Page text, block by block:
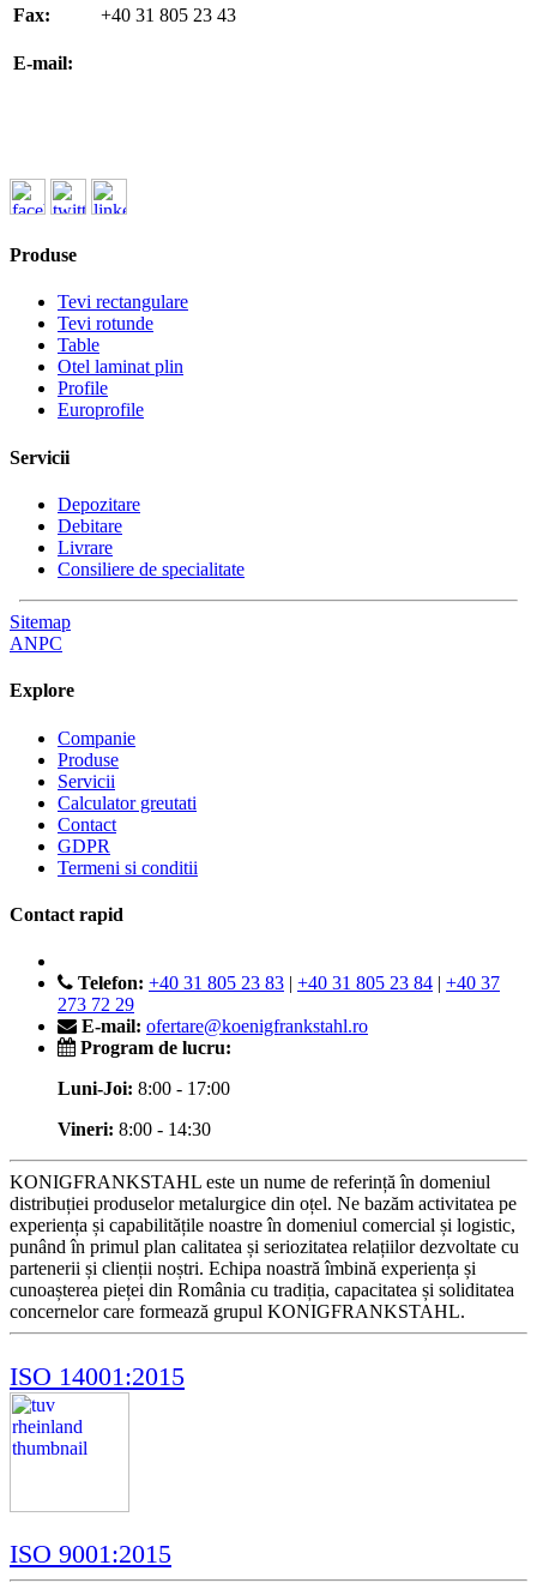
Fax:
+40 31 805 23 43
E-mail:
Produse
Tevi rectangulare
Tevi rotunde
Table
Otel laminat plin
Profile
Europrofile
Servicii
Depozitare
Debitare
Livrare
Consiliere de specialitate
Sitemap
ANPC
Explore
Companie
Produse
Servicii
Calculator greutati
Contact
GDPR
Termeni si conditii
Contact rapid
Telefon: +40 31 805 23 83 | +40 31 805 23 84 | +40 37
273 72 29
E-mail: ofertare@koenigfrankstahl.ro
Program de lucru:
Luni-Joi: 8:00 - 17:00
Vineri: 8:00 - 14:30
KONIGFRANKSTAHL este un nume de referință în domeniul
distribuției produselor metalurgice din oțel. Ne bazăm activitatea pe
experiența și capabilitățile noastre în domeniul comercial și logistic,
punând în primul plan calitatea și seriozitatea relațiilor dezvoltate cu
partenerii și clienții noștri. Echipa noastră îmbină experiența și
cunoașterea pieței din România cu tradiția, capacitatea și soliditatea
concernelor care formează grupul KONIGFRANKSTAHL.
ISO 14001:2015
ISO 9001:2015